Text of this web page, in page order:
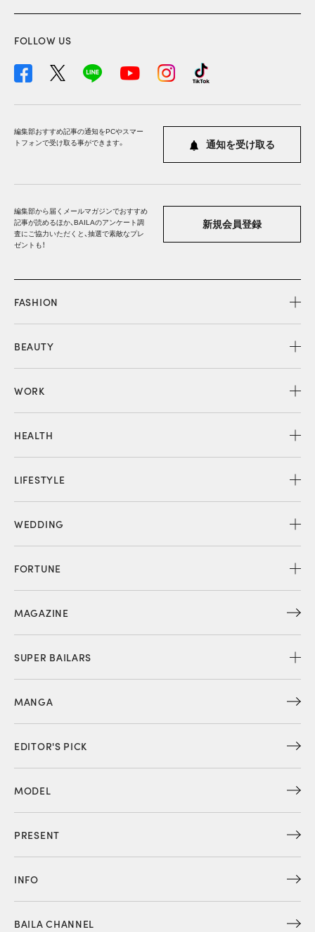
FOLLOW US
編集部おすすめ記事の通知をPCやスマー
トフォンで受け取る事ができます。
通知を受け取る
編集部から届くメールマガジンでおすすめ
記事が読めるほか、BAILAのアンケート調
査にご協力いただくと、抽選で素敵なプレ
ゼントも！
新規会員登録
FASHION
BEAUTY
WORK
HEALTH
LIFESTYLE
WEDDING
FORTUNE
MAGAZINE
SUPER BAILARS
MANGA
EDITOR'S PICK
MODEL
PRESENT
INFO
BAILA CHANNEL